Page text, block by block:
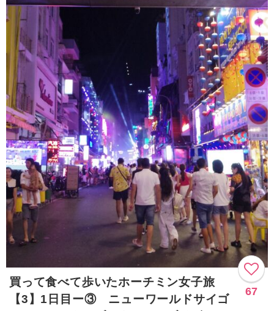
買って食べて歩いたホーチミン女子旅
【3】1日目ー③ ニューワールドサイゴ
67